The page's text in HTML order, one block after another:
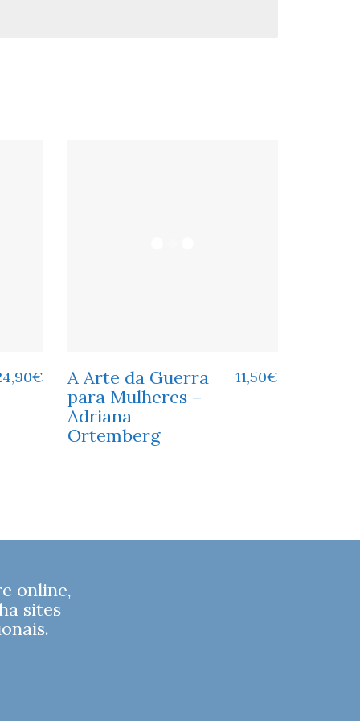
€
A Arte da Guerra
para Mulheres –
Adriana
Ortemberg
11,50€
online,
sites